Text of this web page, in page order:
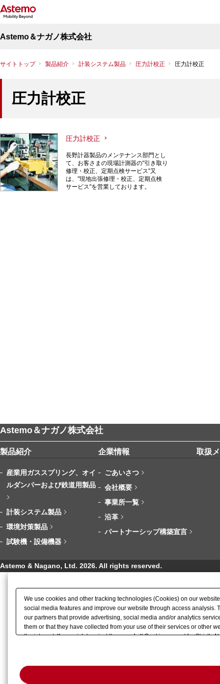
Astemo＆ナガノ株式会社
サイトトップ 製品紹介 計装システム製品 圧力計校正 圧力計校正
圧力計校正
圧力計校正
長野計器製品のメンテナンス部門とし
て、お客さまの現場計測器の"引き取り
修理・校正、定期点検サービス"又
は、"現地出張修理・校正、定期点検
サービス"を営業しております。
Astemo＆ナガノ株式会社
製品紹介
産業用ガススプリング、オイ
ルダンパーおよび鉄道用製品
計装システム製品
環境対策製品
試験機・設備機器
企業情報
ごあいさつ
会社概要
事業所一覧
沿革
パートナーシップ構築宣言
取扱
Astemo & Nagano, Ltd. 2026. All rights reserved.
We use cookies and other tracking technologies (Cookies) on our
social media features and improve our website through access
our partners that provide advertising, social media and/or analytics
them or that they have collected from your use of their services or other
the internet. If you wish to reject the use of all Cookies except for Strictly